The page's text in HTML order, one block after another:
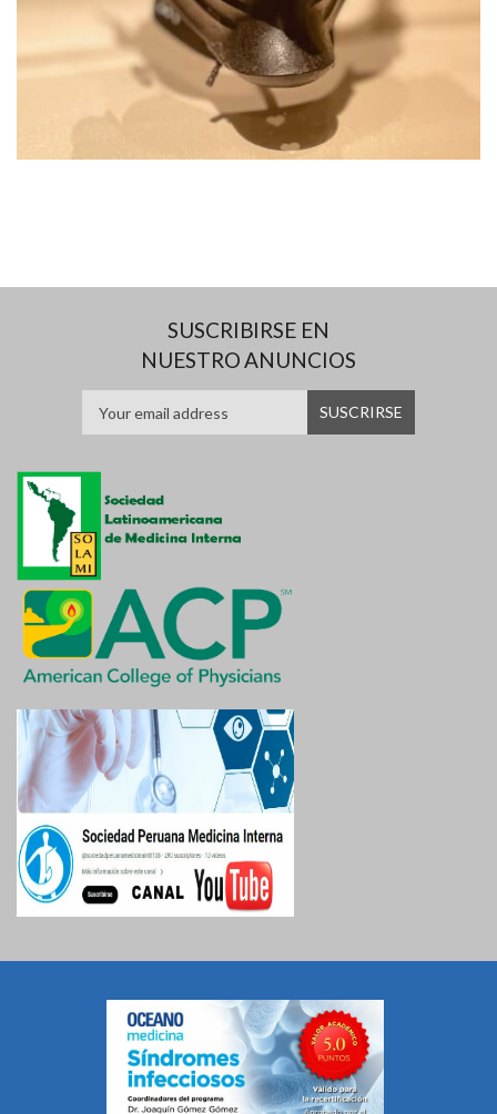
SUSCRIBIRSE EN
NUESTRO ANUNCIOS